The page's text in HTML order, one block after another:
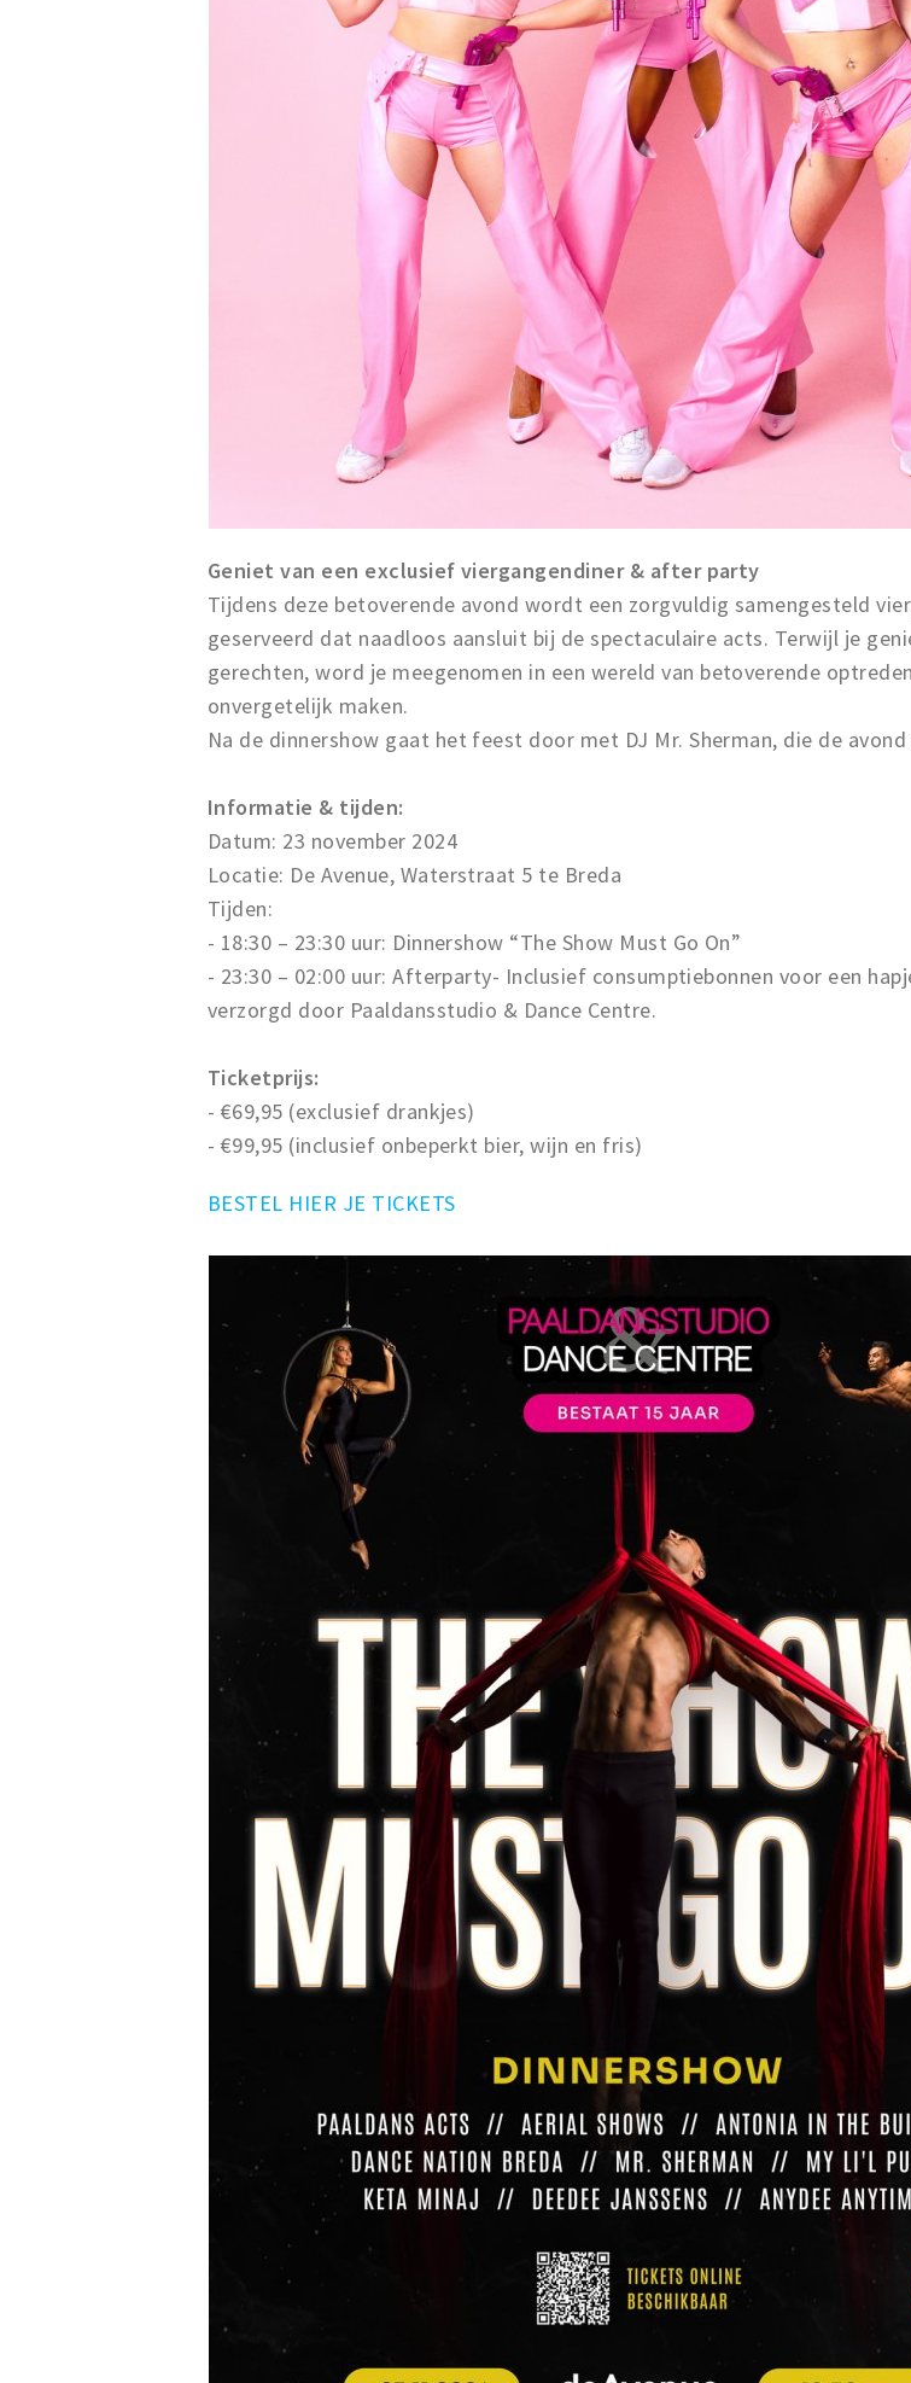
Geniet van een exclusief viergangendiner & after party
Tijdens deze betoverende avond wordt een zorgvuldig samengesteld
geserveerd dat naadloos aansluit bij de spectaculaire acts. Terwijl je
gerechten, word je meegenomen in een wereld van betoverende
onvergetelijk maken.
Na de dinnershow gaat het feest door met DJ Mr. Sherman, die de
Informatie & tijden:
Datum: 23 november 2024
Locatie: De Avenue, Waterstraat 5 te Breda
Tijden:
- 18:30 – 23:30 uur: Dinnershow “The Show Must Go On”
- 23:30 – 02:00 uur: Afterparty- Inclusief consumptiebonnen voor een
verzorgd door Paaldansstudio & Dance Centre.
Ticketprijs:
- €69,95 (exclusief drankjes)
- €99,95 (inclusief onbeperkt bier, wijn en fris)
BESTEL HIER JE TICKETS